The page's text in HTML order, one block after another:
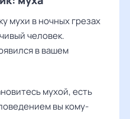
мухи в ночных грезах
человек.
в вашем
мухой, есть
вы кому-